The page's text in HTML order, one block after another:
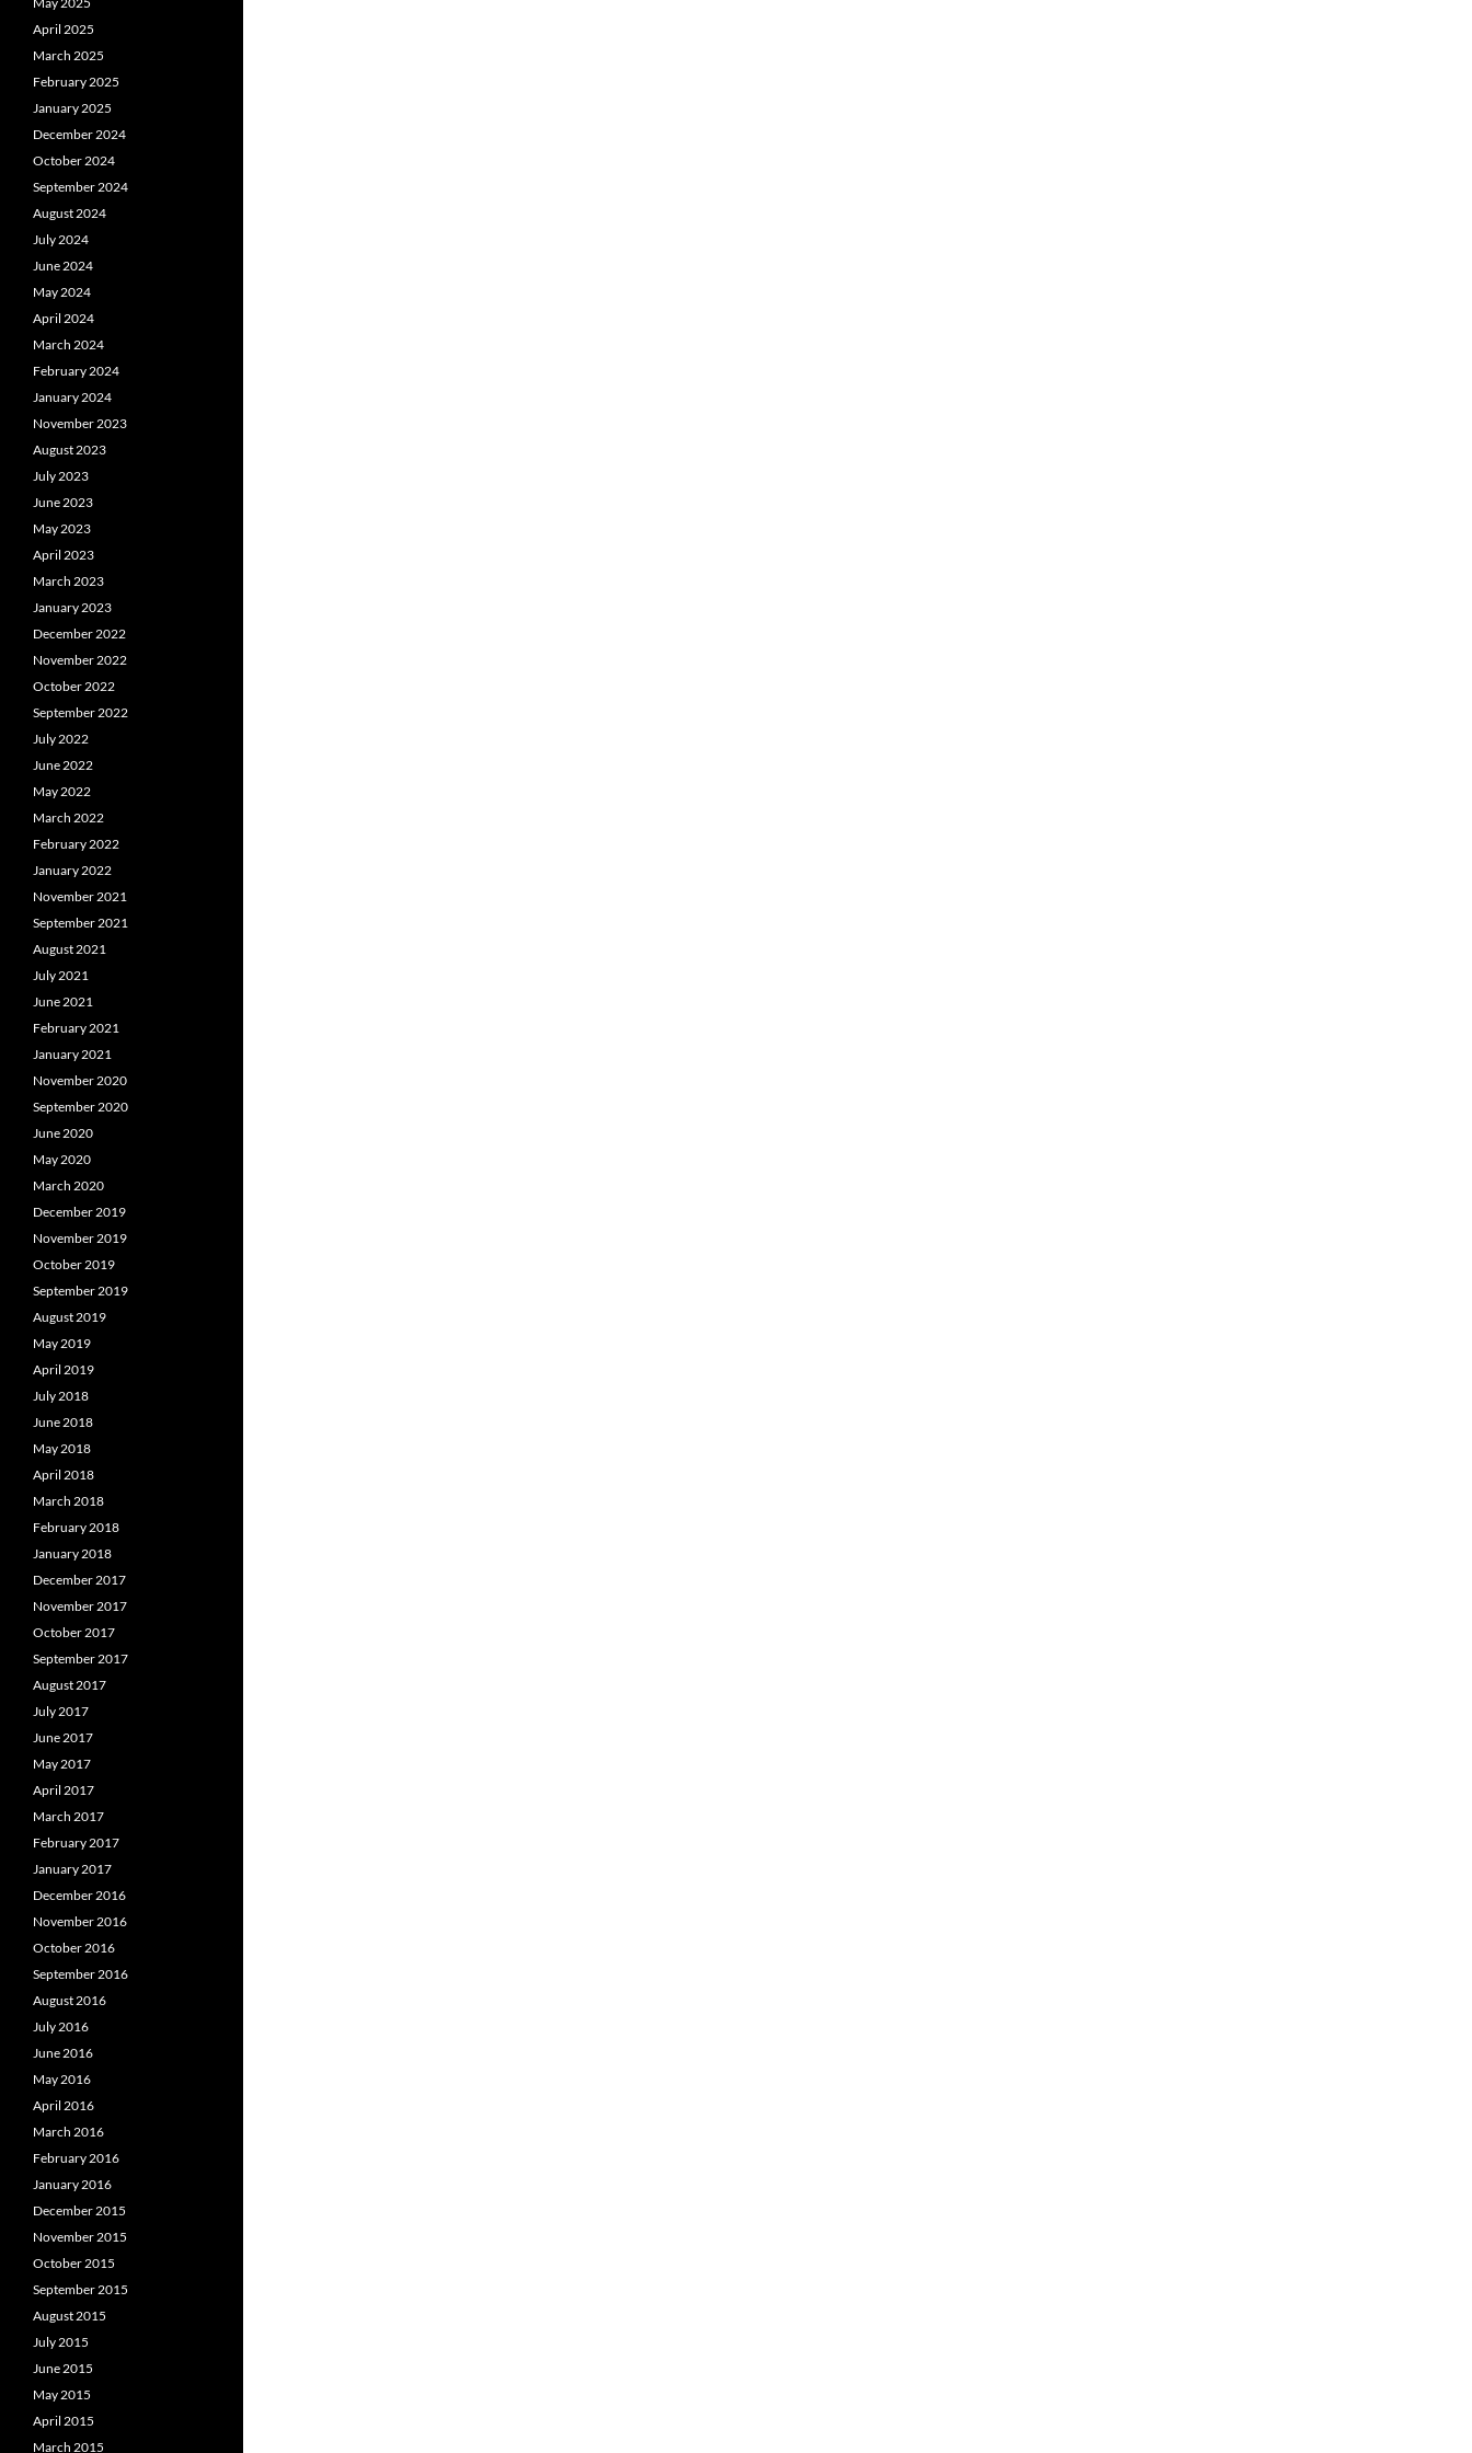
April 2025
March 2025
February 2025
January 2025
December 2024
October 2024
September 2024
August 2024
July 2024
June 2024
May 2024
April 2024
March 2024
February 2024
January 2024
November 2023
August 2023
July 2023
June 2023
May 2023
April 2023
March 2023
January 2023
December 2022
November 2022
October 2022
September 2022
July 2022
June 2022
May 2022
March 2022
February 2022
January 2022
November 2021
September 2021
August 2021
July 2021
June 2021
February 2021
January 2021
November 2020
September 2020
June 2020
May 2020
March 2020
December 2019
November 2019
October 2019
September 2019
August 2019
May 2019
April 2019
July 2018
June 2018
May 2018
April 2018
March 2018
February 2018
January 2018
December 2017
November 2017
October 2017
September 2017
August 2017
July 2017
June 2017
May 2017
April 2017
March 2017
February 2017
January 2017
December 2016
November 2016
October 2016
September 2016
August 2016
July 2016
June 2016
May 2016
April 2016
March 2016
February 2016
January 2016
December 2015
November 2015
October 2015
September 2015
August 2015
July 2015
June 2015
May 2015
April 2015
March 2015